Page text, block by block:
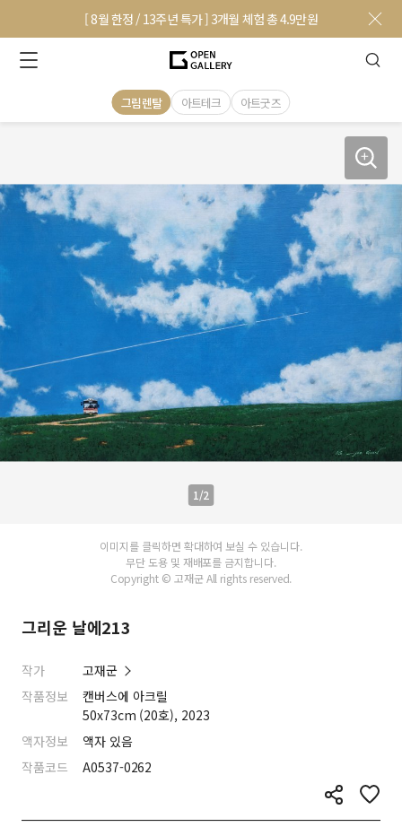
[ 8월 한정 / 13주년 특가 ] 3개월 체험 총 4.9만원
그림렌탈 아트테크 아트굿즈
1/2
이미지를 클릭하면 확대하여 보실 수 있습니다.
무단 도용 및 재배포를 금지합니다.
Copyright © 고재군 All rights reserved.
그리운 날에213
작가
고재군
작품정보
캔버스에 아크릴
50x73cm (20호), 2023
액자정보
액자 있음
작품코드
A0537-0262